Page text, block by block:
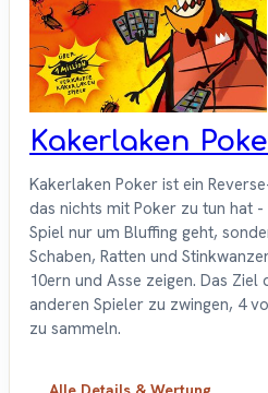
Kakerlaken
Kakerlaken Poker ist ein
das nichts mit Poker zu tun hat
Spiel nur um Bluffing geht,
Schaben, Ratten und
10ern und Asse zeigen. Das Ziel
anderen Spieler zu zwingen, 4
zu sammeln.